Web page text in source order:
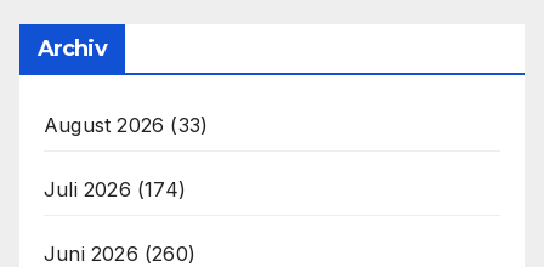
Archiv
August 2026 (33)
Juli 2026 (174)
Juni 2026 (260)